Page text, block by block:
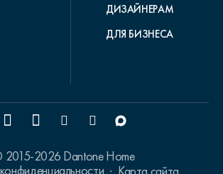
ДИЗАЙНЕРАМ
ДЛЯ БИЗНЕСА
2026 Dantone Home